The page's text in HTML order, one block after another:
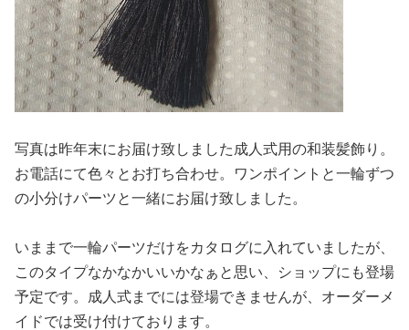
写真は昨年末にお届け致しました成人式用の和装髪飾り。
お電話にて色々とお打ち合わせ。ワンポイントと一輪ずつ
の小分けパーツと一緒にお届け致しました。
いままで一輪パーツだけをカタログに入れていましたが、
このタイプなかなかいいかなぁと思い、ショップにも登場
予定です。成人式までには登場できませんが、オーダーメ
イドでは受け付けております。